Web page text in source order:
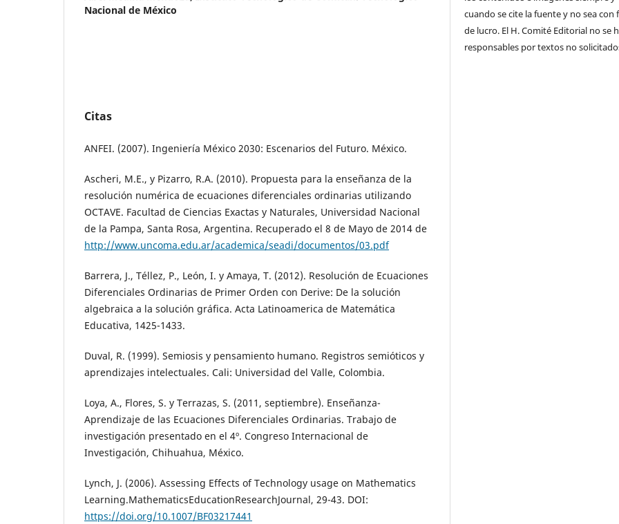
Nacional de México
Citas
ANFEI. (2007). Ingeniería México 2030: Escenarios del Futuro. México.
Ascheri, M.E., y Pizarro, R.A. (2010). Propuesta para la enseñanza de la
resolución numérica de ecuaciones diferenciales ordinarias utilizando
OCTAVE. Facultad de Ciencias Exactas y Naturales, Universidad Nacional
de la Pampa, Santa Rosa, Argentina. Recuperado el 8 de Mayo de 2014 de
http://www.uncoma.edu.ar/academica/seadi/documentos/03.pdf
Barrera, J., Téllez, P., León, I. y Amaya, T. (2012). Resolución de Ecuaciones
Diferenciales Ordinarias de Primer Orden con Derive: De la solución
algebraica a la solución gráfica. Acta Latinoamerica de Matemática
Educativa, 1425-1433.
Duval, R. (1999). Semiosis y pensamiento humano. Registros semióticos y
aprendizajes intelectuales. Cali: Universidad del Valle, Colombia.
Loya, A., Flores, S. y Terrazas, S. (2011, septiembre). Enseñanza-
Aprendizaje de las Ecuaciones Diferenciales Ordinarias. Trabajo de
investigación presentado en el 4º. Congreso Internacional de
Investigación, Chihuahua, México.
Lynch, J. (2006). Assessing Effects of Technology usage on Mathematics
Learning.MathematicsEducationResearchJournal, 29-43. DOI:
https://doi.org/10.1007/BF03217441
cuando se cite la fuente y no sea con
de lucro. El H. Comité Editorial no se
responsables por textos no